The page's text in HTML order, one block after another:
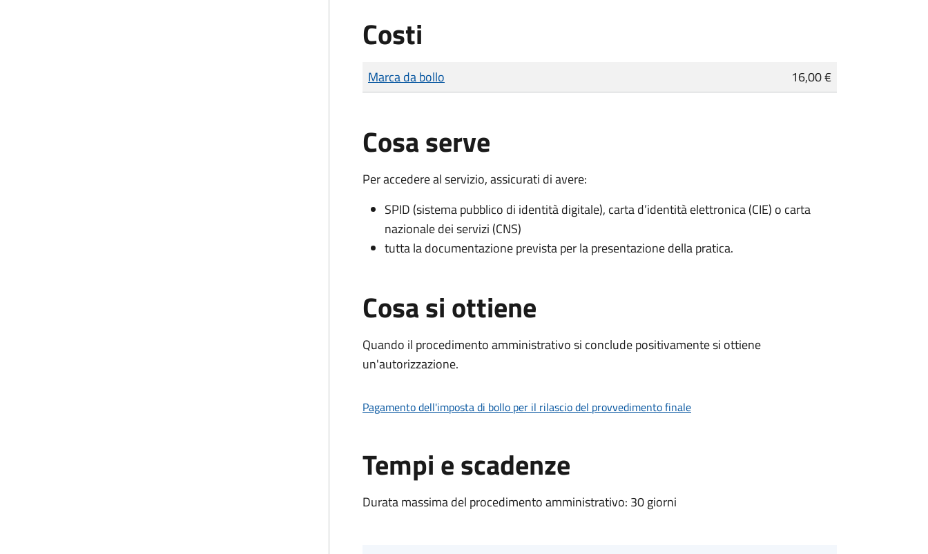
Costi
Tipo di pagamento
Importo
Marca da bollo 16,00 €
Cosa serve
Per accedere al servizio, assicurati di avere:
SPID (sistema pubblico di identità digitale), carta d’identità elettronica (CIE) o carta
nazionale dei servizi (CNS)
tutta la documentazione prevista per la presentazione della pratica.
Cosa si ottiene
Quando il procedimento amministrativo si conclude positivamente si ottiene
un'autorizzazione.
Pagamento dell'imposta di bollo per il rilascio del provvedimento finale
Tempi e scadenze
Durata massima del procedimento amministrativo: 30 giorni